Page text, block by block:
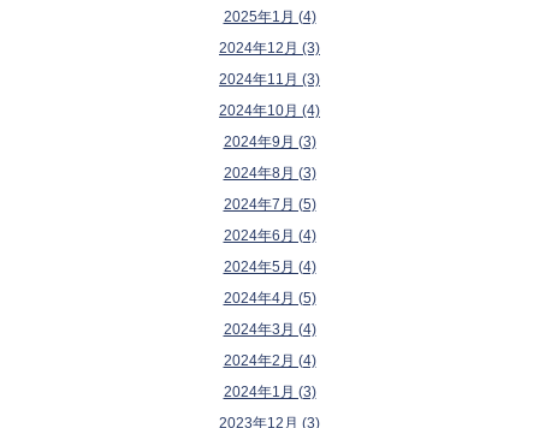
2025年1月 (4)
2024年12月 (3)
2024年11月 (3)
2024年10月 (4)
2024年9月 (3)
2024年8月 (3)
2024年7月 (5)
2024年6月 (4)
2024年5月 (4)
2024年4月 (5)
2024年3月 (4)
2024年2月 (4)
2024年1月 (3)
2023年12月 (3)